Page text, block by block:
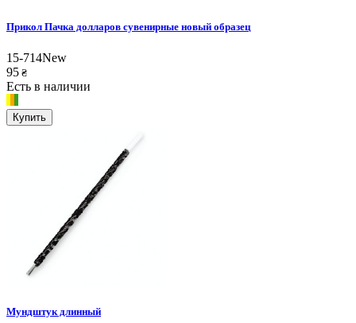
Прикол Пачка долларов сувенирные новый образец
15-714New
95 ₴
Есть в наличии
Купить
Мундштук длинный